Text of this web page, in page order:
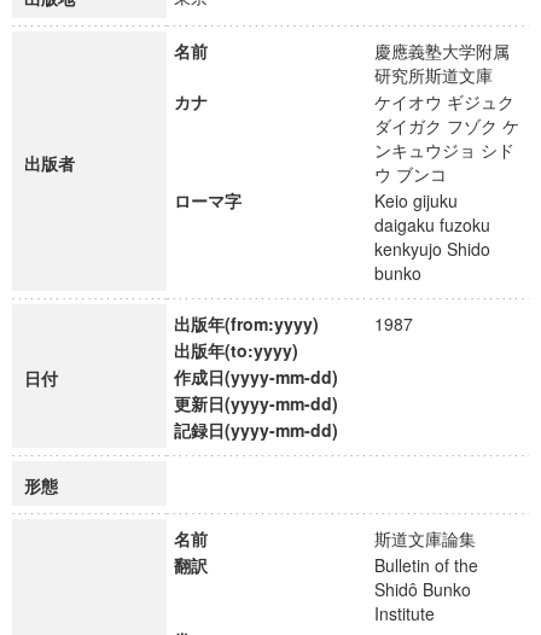
出版者
名前
慶應義塾大学附属
研究所斯道文庫
カナ
ケイオウ ギジュク
ダイガク フゾク ケ
ンキュウジョ シド
ウ ブンコ
ローマ字
Keio gijuku
daigaku fuzoku
kenkyujo Shido
bunko
日付
出版年(from:yyyy)
1987
出版年(to:yyyy)
作成日(yyyy-mm-dd)
更新日(yyyy-mm-dd)
記録日(yyyy-mm-dd)
形態
名前
斯道文庫論集
翻訳
Bulletin of the
Shidô Bunko
Institute